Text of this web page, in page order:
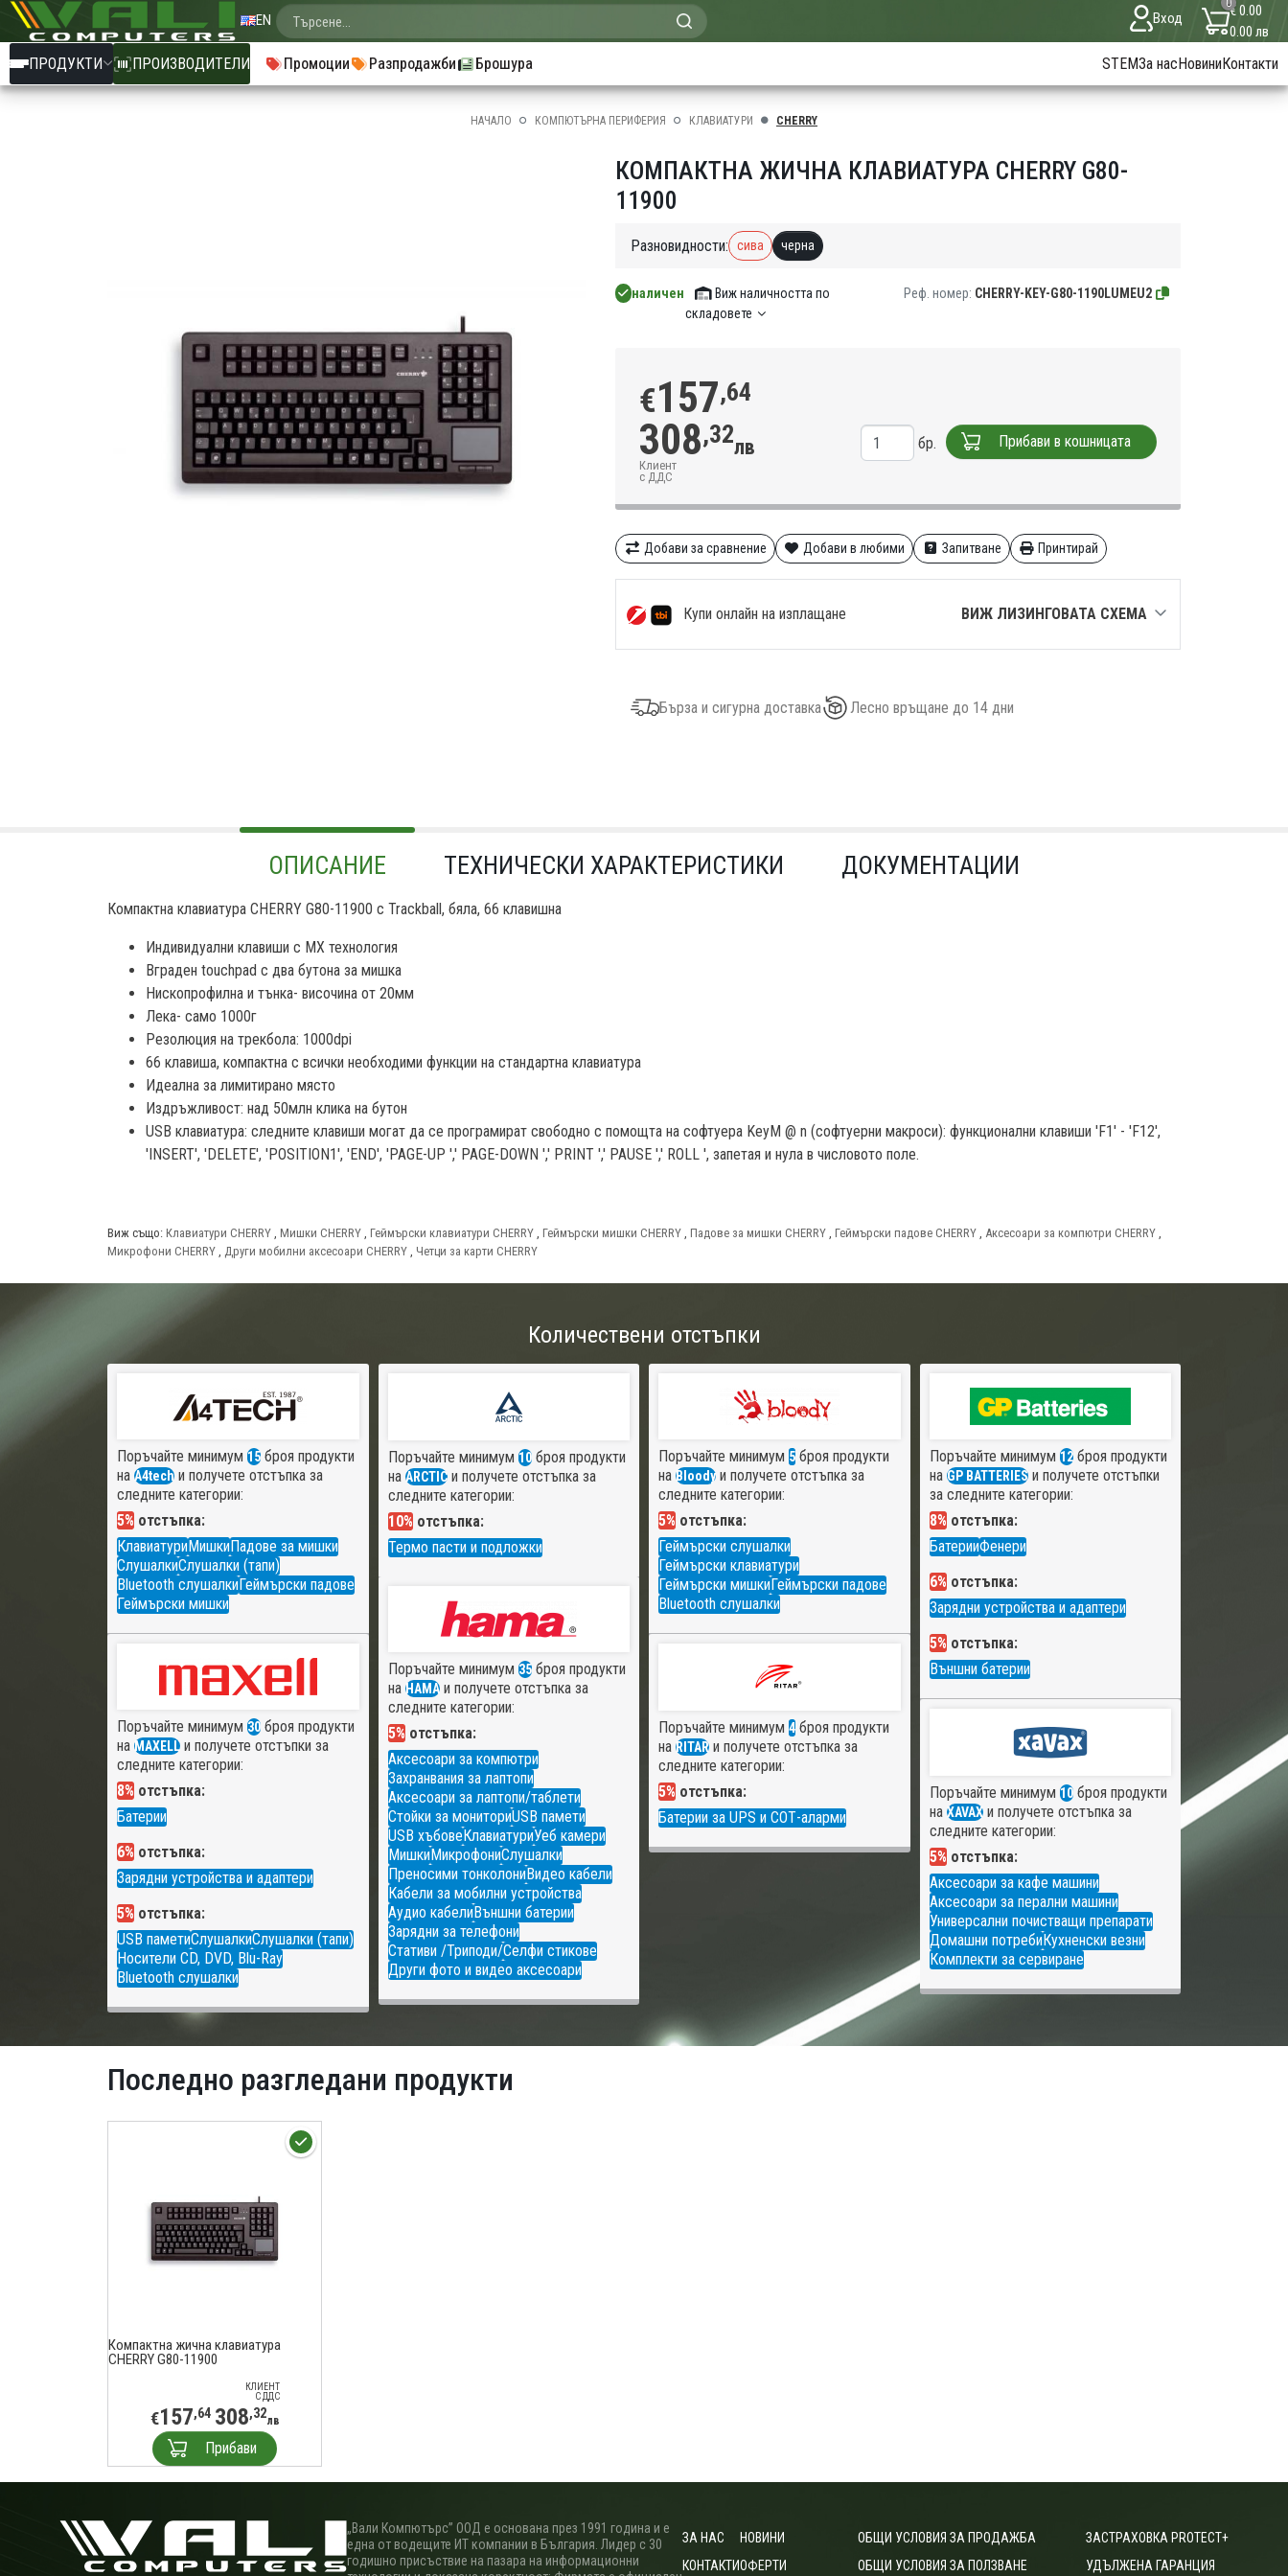
EN Вход
0€ 0.00
0.00 лв
ПРОДУКТИ ПРОИЗВОДИТЕЛИ Промоции Разпродажби Брошура STEMЗа насНовиниКонтакти
НАЧАЛО КОМПЮТЪРНА ПЕРИФЕРИЯ КЛАВИАТУРИ CHERRY
КОМПАКТНА ЖИЧНА КЛАВИАТУРА CHERRY G80-
11900
Разновидности: сива черна
наличен
Виж наличността по
складовете
Реф. номер: CHERRY-KEY-G80-1190LUMEU2
€157,64
308,32лв
Клиент
с ДДС
бр. Прибави в кошницата
Добави за сравнение Добави в любими Запитване Принтирай
Купи онлайн на изплащане ВИЖ ЛИЗИНГОВАТА СХЕМА
Бърза и сигурна доставка Лесно връщане до 14 дни
ОПИСАНИЕ ТЕХНИЧЕСКИ ХАРАКТЕРИСТИКИ ДОКУМЕНТАЦИИ
Компактна клавиатура CHERRY G80-11900 с Trackball, бяла, 66 клавишна
Индивидуални клавиши с MX технология
Вграден touchpad с два бутона за мишка
Нископрофилна и тънка- височина от 20мм
Лека- само 1000г
Резолюция на трекбола: 1000dpi
66 клавиша, компактна с всички необходими функции на стандартна клавиатура
Идеална за лимитирано място
Издръжливост: над 50млн клика на бутон
USB клавиатура: следните клавиши могат да се програмират свободно с помощта на софтуера KeyM @ n (софтуерни макроси): функционални клавиши 'F1' - 'F12',
'INSERT', 'DELETE', 'POSITION1', 'END', 'PAGE-UP ',' PAGE-DOWN ',' PRINT ',' PAUSE ',' ROLL ', запетая и нула в числовото поле.
Виж също: Клавиатури CHERRY , Мишки CHERRY , Геймърски клавиатури CHERRY , Геймърски мишки CHERRY , Падове за мишки CHERRY , Геймърски падове CHERRY , Аксесоари за компютри CHERRY ,
Микрофони CHERRY , Други мобилни аксесоари CHERRY , Четци за карти CHERRY
Количествени отстъпки
Поръчайте минимум 15 броя продукти
на A4tech и получете отстъпка за
следните категории:
5% отстъпка:
КлавиатуриМишкиПадове за мишки
СлушалкиСлушалки (тапи)
Bluetooth слушалкиГеймърски падове
Геймърски мишки
Поръчайте минимум 10броя продукти
на ARCTICи получете отстъпка за
следните категории:
10% отстъпка:
Термо пасти и подложки
Поръчайте минимум 5 броя продукти
на Bloody и получете отстъпка за
следните категории:
5% отстъпка:
Геймърски слушалки
Геймърски клавиатури
Геймърски мишкиГеймърски падове
Bluetooth слушалки
Поръчайте минимум 12броя продукти
на GP BATTERIESи получете отстъпки
за следните категории:
8% отстъпка:
БатерииФенери
6% отстъпка:
Зарядни устройства и адаптери
5% отстъпка:
Външни батерии
Поръчайте минимум 35броя продукти
на HAMAи получете отстъпка за
следните категории:
5% отстъпка:
Аксесоари за компютри
Захранвания за лаптопи
Аксесоари за лаптопи/таблети
Стойки за мониториUSB памети
USB хъбове КлавиатуриУеб камери
МишкиМикрофониСлушалки
Преносими тонколониВидео кабели
Кабели за мобилни устройства
Аудио кабелиВъншни батерии
Зарядни за телефони
Стативи /Триподи/Селфи стикове
Други фото и видео аксесоари
Поръчайте минимум 30 броя продукти
на MAXELL и получете отстъпки за
следните категории:
8% отстъпка:
Батерии
6% отстъпка:
Зарядни устройства и адаптери
5% отстъпка:
USB паметиСлушалкиСлушалки (тапи)
Носители CD, DVD, Blu-Ray
Bluetooth слушалки
Поръчайте минимум 4 броя продукти
на RITAR и получете отстъпка за
следните категории:
5% отстъпка:
Батерии за UPS и СОТ-аларми
Поръчайте минимум 10броя продукти
на XAVAXи получете отстъпка за
следните категории:
5% отстъпка:
Аксесоари за кафе машини
Аксесоари за перални машини
Универсални почистващи препарати
Домашни потребиКухненски везни
Комплекти за сервиране
Последно разгледани продукти
Компактна жична клавиатура
CHERRY G80-11900
КЛИЕНТ
С ДДС
€157,64 308,32лв
Прибави
„Вали Компютърс” ООД е основана през 1991 година и е
една от водещите ИТ компании в България. Лидер с 30
годишно присъствие на пазара на информационни
ЗА НАС
КОНТАКТИ
НОВИНИ
ОФЕРТИ
ОБЩИ УСЛОВИЯ ЗА ПРОДАЖБА
ОБЩИ УСЛОВИЯ ЗА ПОЛЗВАНЕ
ЗАСТРАХОВКА PROTECT+
УДЪЛЖЕНА ГАРАНЦИЯ